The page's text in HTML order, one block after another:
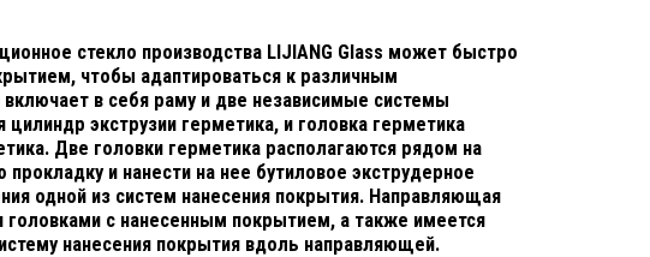
стекло производства LIJIANG Glass может быстро
чтобы адаптироваться к различным
в себя раму и две независимые системы
экструзии герметика, и головка герметика
Две головки герметика располагаются рядом на
и нанести на нее бутиловое экструдерное
одной из систем нанесения покрытия. Направляющая
головками с нанесенным покрытием, а также имеется
нанесения покрытия вдоль направляющей.